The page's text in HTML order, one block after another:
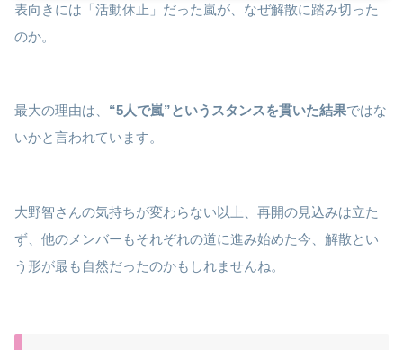
表向きには「活動休止」だった嵐が、なぜ解散に踏み切った
のか。
最大の理由は、 “5人で嵐”というスタンスを貫いた結果ではな
いかと言われています。
大野智さんの気持ちが変わらない以上、再開の見込みは立た
ず、他のメンバーもそれぞれの道に進み始めた今、解散とい
う形が最も自然だったのかもしれませんね。